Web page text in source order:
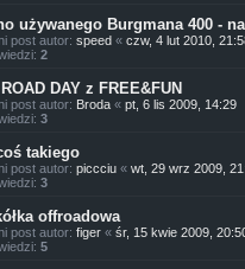
używanego Burgmana 400 -
post autor: speed « czw, 4 lut 2010,
2
DAY z FREE&FUN
post autor: Broda « pt, 6 lis 2009, 14:29
3
takiego
post autor: piccciu « wt, 29 wrz 2009,
3
offroadowa
post autor: figer « śr, 15 kwie 2009,
5